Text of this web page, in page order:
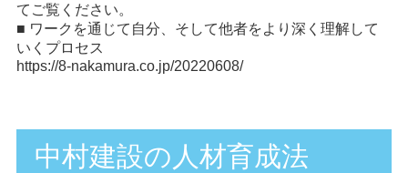
てご覧ください。
■ ワークを通じて自分、そして他者をより深く理解して
いくプロセス
https://8-nakamura.co.jp/20220608/
中村建設の人材育成法